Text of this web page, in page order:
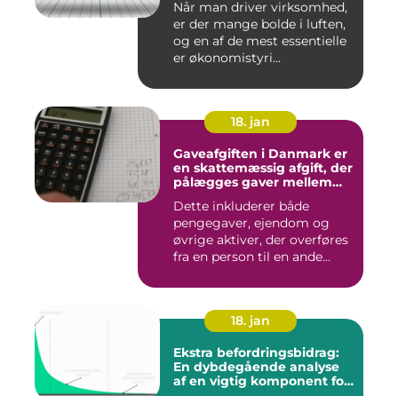
Når man driver virksomhed,
er der mange bolde i luften,
og en af de mest essentielle
er økonomistyri...
18. jan
Gaveafgiften i Danmark er
en skattemæssig afgift, der
pålægges gaver mellem
Dette inkluderer både
pengegaver, ejendom og
øvrige aktiver, der overføres
fra en person til en ande...
18. jan
Ekstra befordringsbidrag:
En dybdegående analyse
af en vigtig komponent for